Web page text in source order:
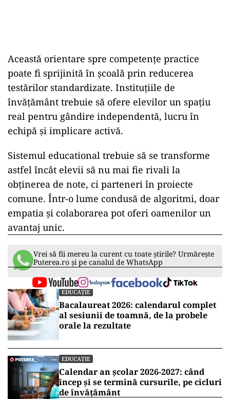
Această orientare spre competențe practice
poate fi sprijinită în școală prin reducerea
testărilor standardizate. Instituțiile de
învățământ trebuie să ofere elevilor un spațiu
real pentru gândire independentă, lucru în
echipă și implicare activă.
Sistemul educational trebuie să se transforme
astfel încât elevii să nu mai fie rivali la
obținerea de note, ci parteneri în proiecte
comune. Într-o lume condusă de algoritmi, doar
empatia și colaborarea pot oferi oamenilor un
avantaj unic.
Vrei să fii mereu la curent cu toate știrile? Urmărește
Puterea.ro și pe canalul de WhatsApp
EDUCAȚIE
Bacalaureat 2026: calendarul complet
al sesiunii de toamnă, de la probele
orale la rezultate
EDUCAȚIE
Calendar an școlar 2026-2027: când
încep și se termină cursurile, pe cicluri
de învățământ